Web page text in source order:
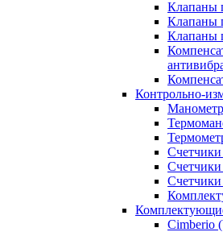
Клапаны
Клапаны
Клапаны
Контрольно-
Счетчики
Счетчики
Cimberio